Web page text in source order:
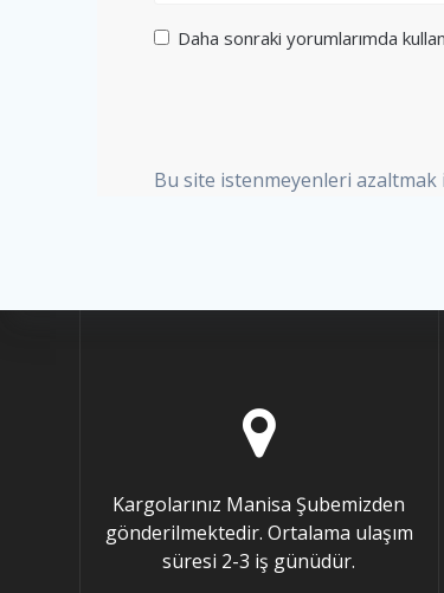
Daha sonraki yorumlarımda
Bu site istenmeyenleri
Kargolarınız Manisa Şubemizden
gönderilmektedir. Ortalama ulaşım
süresi 2-3 iş günüdür.